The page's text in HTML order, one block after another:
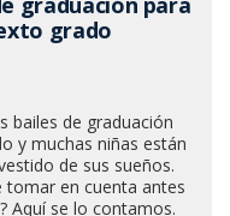
grado
bailes de graduación
y muchas niñas están
de sus sueños.
tomar en cuenta antes
Aquí se lo contamos.